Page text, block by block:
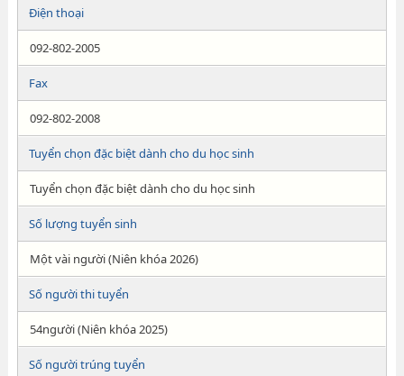
Điện thoại
092-802-2005
Fax
092-802-2008
Tuyển chọn đặc biệt dành cho du học sinh
Tuyển chọn đặc biệt dành cho du học sinh
Số lượng tuyển sinh
Một vài người (Niên khóa 2026)
Số người thi tuyển
54người (Niên khóa 2025)
Số người trúng tuyển